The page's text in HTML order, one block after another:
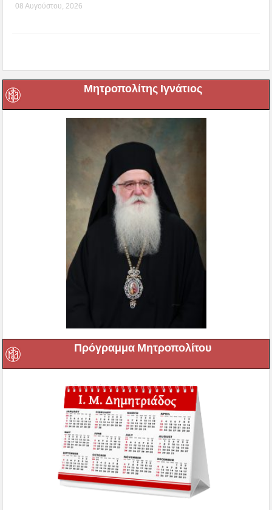
08 Αυγούστου, 2026
Μητροπολίτης Ιγνάτιος
Πρόγραμμα Μητροπολίτου